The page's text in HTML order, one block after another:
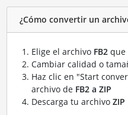
¿Cómo convertir un
Elige el archivo FB2que
Cambiar calidad o
Haz clic en "Start
archivo de FB2 a ZIP
Descarga tu archivo ZIP